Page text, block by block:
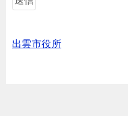
出雲市役所